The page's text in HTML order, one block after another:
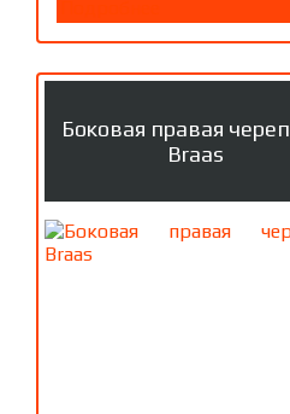
Боковая правая
Braas